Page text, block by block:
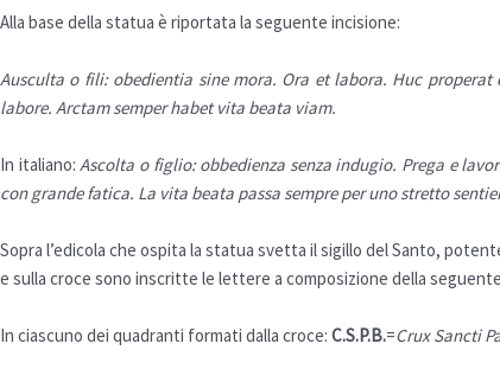
Alla base della statua è riportata la seguente incisione:
Ausculta o fili: obedientia sine mora. Ora et labora. Huc
labore. Arctam semper habet vita beata viam.
In italiano: Ascolta o figlio: obbedienza senza indugio. Prega e
con grande fatica. La vita beata passa sempre per uno stretto
Sopra l’edicola che ospita la statua svetta il sigillo del Santo,
e sulla croce sono inscritte le lettere a composizione della
In ciascuno dei quadranti formati dalla croce: C.S.P.B.=Crux Sancti